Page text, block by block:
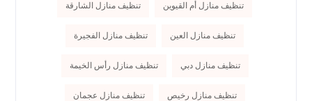
تنظيف منازل أم القيوين تنظيف منازل الشارقة
تنظيف منازل العين تنظيف منازل الفجيرة
تنظيف منازل دبي تنظيف منازل رأس الخيمة
تنظيف منازل رخيص تنظيف منازل عجمان